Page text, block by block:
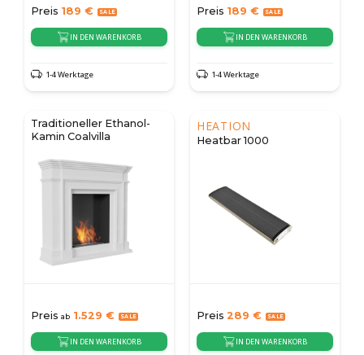
Preis 189 €
IN DEN WARENKORB
1-4 Werktage
Preis 189 €
IN DEN WARENKORB
1-4 Werktage
Traditioneller Ethanol-
Kamin Coalvilla
Preis ab 1.529 €
IN DEN WARENKORB
HEATION
Heatbar 1000
Preis 289 €
IN DEN WARENKORB